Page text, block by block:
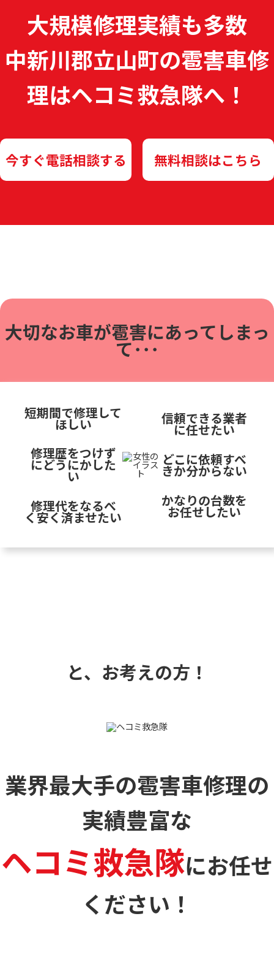
大規模修理実績も多数
中新川郡立山町の雹害車修
理はヘコミ救急隊へ！
今すぐ電話相談する 無料相談はこちら
大切なお車が雹害にあってしまっ
て･･･
短期間で修理して
ほしい
修理歴をつけず
にどうにかした
い
修理代をなるべ
く安く済ませたい
信頼できる業者
に任せたい
どこに依頼すべ
きか分からない
かなりの台数を
お任せしたい
と、お考えの方！
業界最大手の雹害車修理の
実績豊富な
ヘコミ救急隊にお任せ
ください！